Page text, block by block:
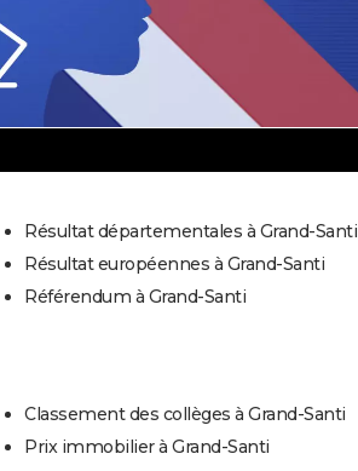
Résultat départementales à Grand-Santi
Résultat européennes à Grand-Santi
Référendum à Grand-Santi
Classement des collèges à Grand-Santi
Prix immobilier à Grand-Santi